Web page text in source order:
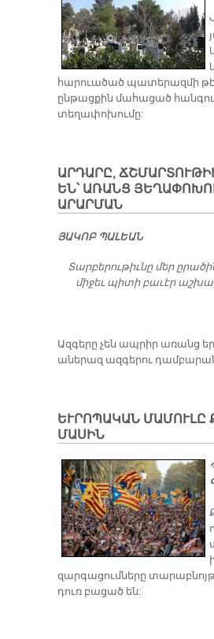
հարուածած պատերազմի
ընթացքին մահացած
տեղափոխումը:
ԱՐԴԱՐԸ,
ԵՆ՝ ԱՌԱՆՑ
ԱՐԱՐՄԱՆ
ՅԱԿՈԲ ՊԱԼԵԱՆ
Տարբերութիւնը մեր
միջեւ պիտի բաւէր
Ազգերը չեն ապրիր առանց
աներազ ազգերու
ԵՒՐՈՊԱԿԱՆ ՄԱՄՈՒԼԸ
ՄԱՍԻՆ
զարգացումները
դուռ բացած են: